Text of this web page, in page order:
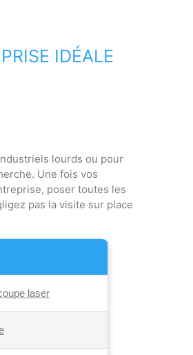
IDÉALE
lourds ou pour
Une fois vos
poser toutes les
pas la visite sur place
laser